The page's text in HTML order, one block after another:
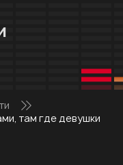
там где девушки